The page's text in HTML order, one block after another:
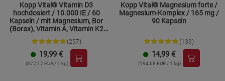
Kopp Vital® Vitamin D3
hochdosiert / 10.000 IE / 60
Kapseln / mit Magnesium, Bor
(Borax), Vitamin A, Vitamin K2
und Zink
(257)
19,99 €
(377,17 EUR / 1 kg)
Kopp Vital® Magnesium forte /
Magnesium-Komplex / 165 mg /
90 Kapseln
(139)
14,99 €
(194,68 EUR / 1 kg)